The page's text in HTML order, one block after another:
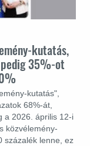
kutatás,
35%-ot
kutatás",
68%-át,
a 2026. április 12-i
közvélemény-
százalék lenne, ez